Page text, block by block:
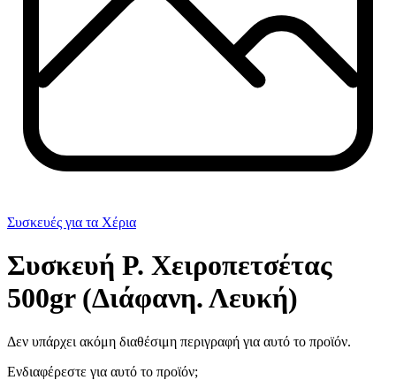
Συσκευές για τα Χέρια
Συσκευή Ρ. Χειροπετσέτας
500gr (Διάφανη. Λευκή)
Δεν υπάρχει ακόμη διαθέσιμη περιγραφή για αυτό το προϊόν.
Ενδιαφέρεστε για αυτό το προϊόν;